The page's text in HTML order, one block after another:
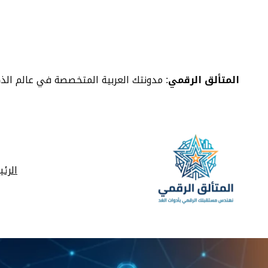
المتألق الرقمي: مدونتك العربية المتخصصة في عالم